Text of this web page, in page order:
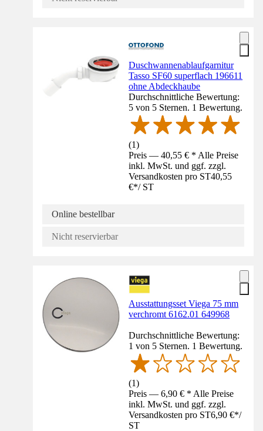
Duschwannenablaufgarnitur
Tasso SF60 superflach 196611
ohne Abdeckhaube
Durchschnittliche Bewertung:
5 von 5 Sternen. 1 Bewertung.
(1)
Preis — 40,55 € * Alle Preise
inkl. MwSt. und ggf. zzgl.
Versandkosten pro ST40,55
€*/ ST
Online bestellbar
Nicht reservierbar
Ausstattungsset Viega 75 mm
verchromt 6162.01 649968
Durchschnittliche Bewertung:
1 von 5 Sternen. 1 Bewertung.
(1)
Preis — 6,90 € * Alle Preise
inkl. MwSt. und ggf. zzgl.
Versandkosten pro ST6,90 €*/
ST